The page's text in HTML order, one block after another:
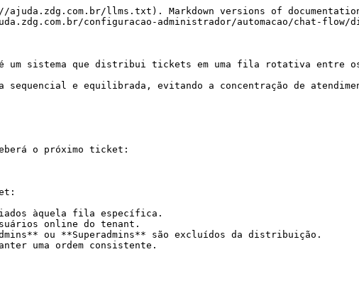
llms.txt). Markdown versions of
configuracao-administrador/automacao/chat-flow/
um sistema que distribui tickets em uma fila rotativa entre
e equilibrada, evitando a concentração de
o próximo ticket:
àquela fila específica.
online do tenant.
ou **Superadmins** são excluídos da distribuição.
uma ordem consistente.